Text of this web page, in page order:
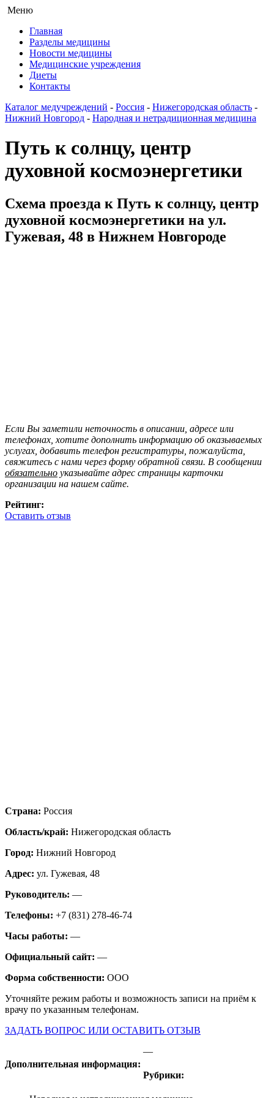
Меню
Главная
Разделы медицины
Новости медицины
Медицинские учреждения
Диеты
Контакты
Каталог медучреждений - Россия - Нижегородская область -
Нижний Новгород - Народная и нетрадиционная медицина
Путь к солнцу, центр
духовной космоэнергетики
Схема проезда к Путь к солнцу, центр
духовной космоэнергетики на ул.
Гужевая, 48 в Нижнем Новгороде
Если Вы заметили неточность в описании, адресе или
телефонах, хотите дополнить информацию об оказываемых
услугах, добавить телефон регистратуры, пожалуйста,
свяжитесь с нами через форму обратной связи. В сообщении
обязательно указывайте адрес страницы карточки
организации на нашем сайте.
Рейтинг:
Оставить отзыв
Страна: Россия
Область/край: Нижегородская область
Город: Нижний Новгород
Адрес: ул. Гужевая, 48
Руководитель: —
Телефоны: +7 (831) 278-46-74
Часы работы: —
Официальный сайт: —
Форма собственности: ООО
Уточняйте режим работы и возможность записи на приём к
врачу по указанным телефонам.
ЗАДАТЬ ВОПРОС ИЛИ ОСТАВИТЬ ОТЗЫВ
Дополнительная информация:
—
Рубрики: